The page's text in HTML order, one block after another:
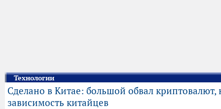
Технологии
Сделано в Китае: большой обвал криптовалют,
зависимость китайцев